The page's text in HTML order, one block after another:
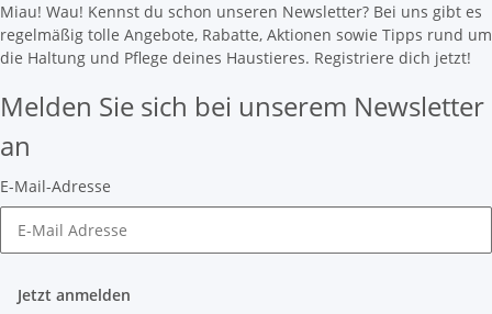
Miau! Wau! Kennst du schon unseren Newsletter? Bei uns gibt es
regelmäßig tolle Angebote, Rabatte, Aktionen sowie Tipps rund um
die Haltung und Pflege deines Haustieres. Registriere dich jetzt!
Melden Sie sich bei unserem Newsletter
an
E-Mail-Adresse
Jetzt anmelden